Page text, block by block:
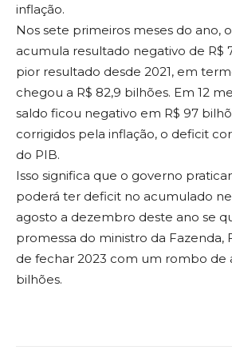
inflação.
Nos sete primeiros meses do ano,
acumula resultado negativo de R$
pior resultado desde 2021, em
chegou a R$ 82,9 bilhões. Em 12
saldo ficou negativo em R$ 97
corrigidos pela inflação, o deficit
do PIB.
Isso significa que o governo
poderá ter deficit no acumulado
agosto a dezembro deste ano se
promessa do ministro da Fazenda,
de fechar 2023 com um rombo de
bilhões.